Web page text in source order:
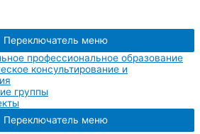
Переключатель меню
профессиональное образование
консультирование и
группы
Переключатель меню